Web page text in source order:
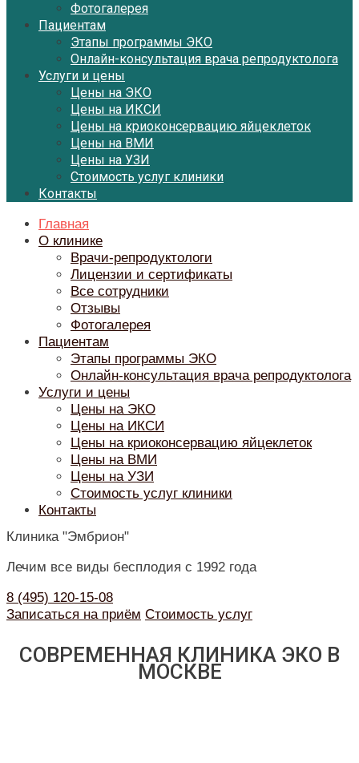
Фотогалерея
Пациентам
Этапы программы ЭКО
Онлайн-консультация врача репродуктолога
Услуги и цены
Цены на ЭКО
Цены на ИКСИ
Цены на криоконсервацию яйцеклеток
Цены на ВМИ
Цены на УЗИ
Стоимость услуг клиники
Контакты
Главная
О клинике
Врачи-репродуктологи
Лицензии и сертификаты
Все сотрудники
Отзывы
Фотогалерея
Пациентам
Этапы программы ЭКО
Онлайн-консультация врача репродуктолога
Услуги и цены
Цены на ЭКО
Цены на ИКСИ
Цены на криоконсервацию яйцеклеток
Цены на ВМИ
Цены на УЗИ
Стоимость услуг клиники
Контакты
Клиника "Эмбрион"
Лечим все виды бесплодия с 1992 года
8 (495) 120-15-08
Записаться на приём Стоимость услуг
СОВРЕМЕННАЯ КЛИНИКА ЭКО В
МОСКВЕ